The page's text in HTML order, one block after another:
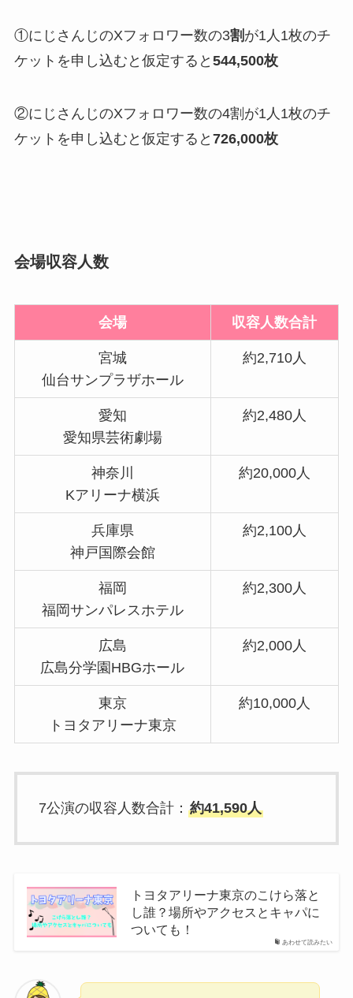
①にじさんじのXフォロワー数の3割 が1人1枚のチ
ケットを申し込むと仮定すると 544,500枚
②にじさんじのXフォロワー数の4割が1人1枚のチ
ケットを申し込むと仮定すると 726,000枚
会場収容人数
会場 収容人数合計
宮城
仙台サンプラザホール
約2,710人
愛知
愛知県芸術劇場
約2,480人
神奈川
Kアリーナ横浜
約20,000人
兵庫県
神戸国際会館
約2,100人
福岡
福岡サンパレスホテル
約2,300人
広島
広島分学園HBGホール
約2,000人
東京
トヨタアリーナ東京
約10,000人
7公演の収容人数合計： 約41,590人
あわせて読みたい
トヨタアリーナ東京のこけら落と
し誰？場所やアクセスとキャパに
ついても！